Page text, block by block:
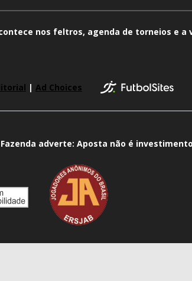
nos feltros, agenda de torneios e a
| Ad Choices
adverte: Aposta não é